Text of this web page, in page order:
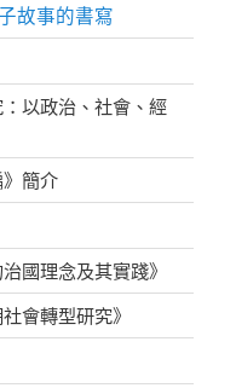
故事的書寫
以政治、社會、經
》簡介
國理念及其實踐》
會轉型研究》